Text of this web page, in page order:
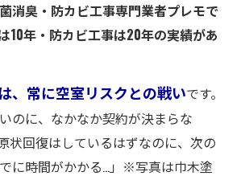
消臭・防カビ工事専門業者プレモで
10年・防カビ工事は20年の実績があ
、常に空室リスクとの戦いです。
のに、なかなか契約が決まらな
状回復はしているはずなのに、次の
に時間がかかる…」※写真は巾木塗